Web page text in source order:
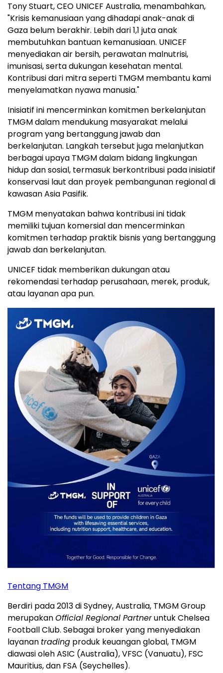
Tony Stuart, CEO UNICEF Australia, menambahkan,
"Krisis kemanusiaan yang dihadapi anak-anak di
Gaza belum berakhir. Lebih dari 1,1 juta anak
membutuhkan bantuan kemanusiaan. UNICEF
menyediakan air bersih, perawatan malnutrisi,
imunisasi, serta dukungan kesehatan mental.
Kontribusi dari mitra seperti TMGM membantu kami
menyelamatkan nyawa manusia."
Inisiatif ini mencerminkan komitmen berkelanjutan
TMGM dalam mendukung masyarakat melalui
program yang bertanggung jawab dan
berkelanjutan. Langkah tersebut juga melanjutkan
berbagai upaya TMGM dalam bidang lingkungan
hidup dan sosial, termasuk berkontribusi pada inisiatif
konservasi laut dan proyek pembangunan regional di
kawasan Asia Pasifik.
TMGM menyatakan bahwa kontribusi ini tidak
memiliki tujuan komersial dan mencerminkan
komitmen terhadap praktik bisnis yang bertanggung
jawab dan berkelanjutan.
UNICEF tidak memberikan dukungan atau
rekomendasi terhadap perusahaan, merek, produk,
atau layanan apa pun.
Tentang TMGM
Berdiri pada 2013 di Sydney, Australia, TMGM Group
merupakanOfficial Regional Partneruntuk Chelsea
Football Club. Sebagai broker yang menyediakan
layanan trading produk keuangan global, TMGM
diawasi oleh ASIC (Australia), VFSC (Vanuatu), FSC
Mauritius, dan FSA (Seychelles).